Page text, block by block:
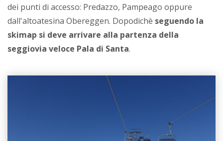
dei punti di accesso: Predazzo, Pampeago oppure
dall'altoatesina Obereggen. Dopodichè seguendo la
skimap si deve arrivare alla partenza della
seggiovia veloce Pala di Santa.